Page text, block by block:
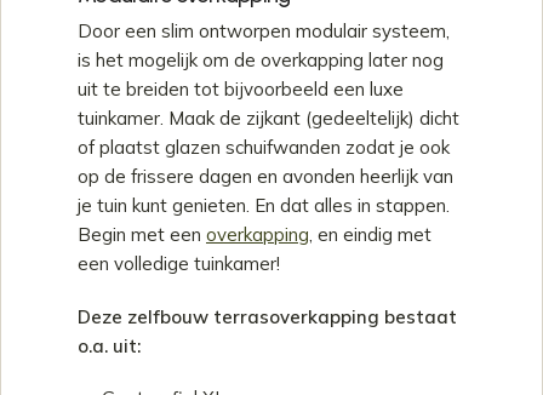
Door een slim ontworpen modulair systeem,
is het mogelijk om de overkapping later nog
uit te breiden tot bijvoorbeeld een luxe
tuinkamer. Maak de zijkant (gedeeltelijk) dicht
of plaatst glazen schuifwanden zodat je ook
op de frissere dagen en avonden heerlijk van
je tuin kunt genieten. En dat alles in stappen.
Begin met een overkapping, en eindig met
een volledige tuinkamer!
Deze zelfbouw terrasoverkapping bestaat
o.a. uit: